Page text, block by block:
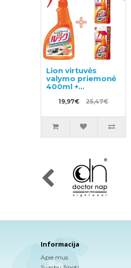
Lion virtuvės
valymo priemonė
400ml +
papildymas 2vnt
19,97€ 25,47€
Informacija
Apie mus